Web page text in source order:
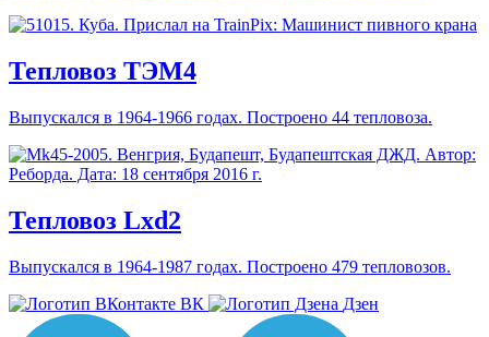
Тепловоз ТЭМ4
Выпускался в 1964-1966 годах. Построено 44 тепловоза.
Тепловоз Lxd2
Выпускался в 1964-1987 годах. Построено 479 тепловозов.
ВК
Дзен